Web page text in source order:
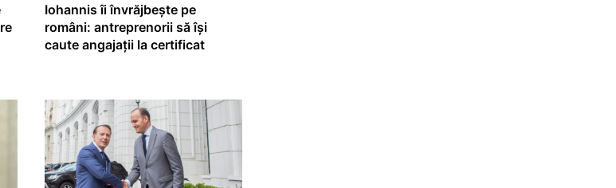
Iohannis îi învrăjbește pe
români: antreprenorii să își
caute angajații la certificat